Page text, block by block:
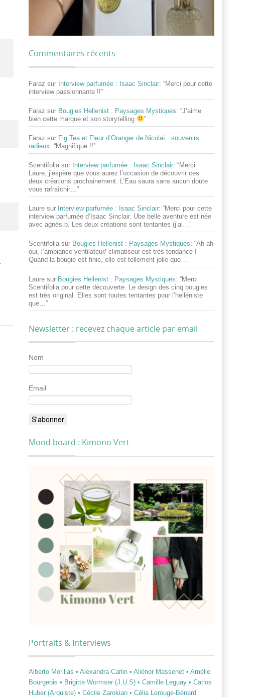
Commentaires récents
Faraz sur Interview parfumée : Isaac Sinclair: “Merci pour cette
interview passionnante !!”
Faraz sur Bougies Hellenist : Paysages Mystiques: “J’aime
bien cette marque et son storytelling
”
Faraz sur Fig Tea et Fleur d’Oranger de Nicolaï : souvenirs
radieux: “Magnifique !!”
Scentifolia sur Interview parfumée : Isaac Sinclair: “Merci
Laure, j’espère que vous aurez l’occasion de découvrir ces
deux créations prochainement. L’Eau saura sans aucun doute
vous rafraîchir…”
Laure sur Interview parfumée : Isaac Sinclair: “Merci pour cette
interview parfumée d’Isaac Sinclair. Ube belle aventure est née
avec agnès.b. Les deux créations sont tentantes (j’ai…”
Scentifolia sur Bougies Hellenist : Paysages Mystiques: “Ah ah
oui, l’ambiance ventilateur/ climatiseur est très tendance !
Quand la bougie est finie, elle est tellement jolie que…”
Laure sur Bougies Hellenist : Paysages Mystiques: “Merci
Scentifolia pour cette découverte. Le design des cinq bougies
est très original. Elles sont toutes tentantes pour l’helléniste
que… ”
Newsletter : recevez chaque article par email
Nom
Email
Mood board : Kimono Vert
Portraits & Interviews
Alberto Morillas • Alexandra Carlin • Aliénor Massenet • Amélie
Bourgeois • Brigitte Wormser (J.U.S) • Camille Leguay • Carlos
Huber (Arquiste) • Cécile Zarokian • Célia Lerouge-Bénard